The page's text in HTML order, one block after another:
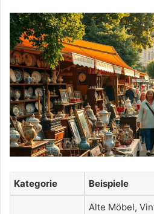
Kategorie Beispiele
Alte Möbel,